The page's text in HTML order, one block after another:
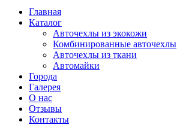
Главная
Каталог
Авточехлы из экокожи
Комбинированные авточехлы
Авточехлы из ткани
Автомайки
Города
Галерея
О нас
Отзывы
Контакты